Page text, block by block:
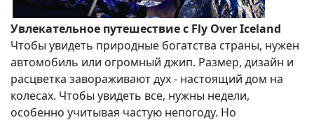
Увлекательное путешествие с Fly Over Iceland
Чтобы увидеть природные богатства страны, нужен
автомобиль или огромный джип. Размер, дизайн и
расцветка завораживают дух - настоящий дом на
колесах. Чтобы увидеть все, нужны недели,
особенно учитывая частую непогоду. Но